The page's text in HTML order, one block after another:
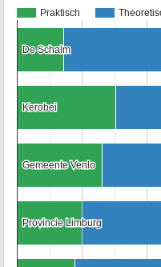
Praktisch
De Schalm
De Schalm
Kerobei
Kerobei
Gemeente Venlo
Gemeente Venlo
Provincie Limburg
Provincie Limburg